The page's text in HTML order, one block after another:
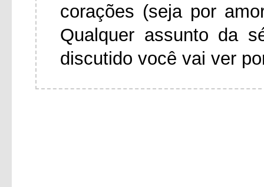
corações (seja por
Qualquer assunto da
discutido você vai ver